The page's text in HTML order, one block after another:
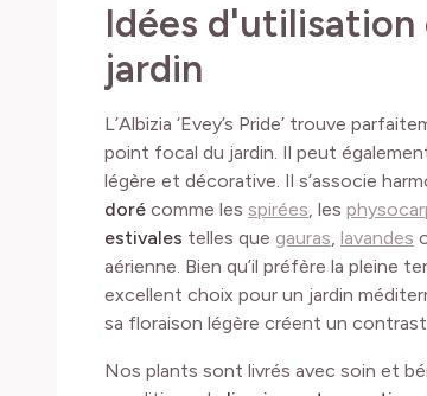
Idées d'utilisation
jardin
L’Albizia ‘Evey’s Pride’ trouve
point focal du jardin. Il peut
légère et décorative. Il s’associe
doré comme les spirées, les
estivales telles que gauras, lavandes
aérienne. Bien qu’il préfère la pleine
excellent choix pour un jardin
sa floraison légère créent un
Nos plants sont livrés avec soin et